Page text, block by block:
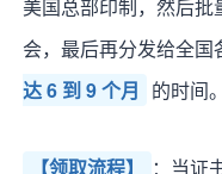
美国总部印制，然后
会，最后再分发给全
达 6 到 9 个月 的时间。
【领取流程】
：当证